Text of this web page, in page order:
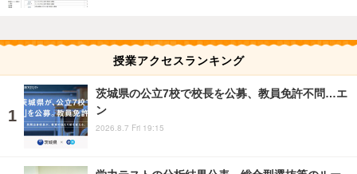
授業アクセスランキング
茨城県の公立7校で校長を公募、教員免許不問…エ
ン
2026.8.7 Fri 19:15